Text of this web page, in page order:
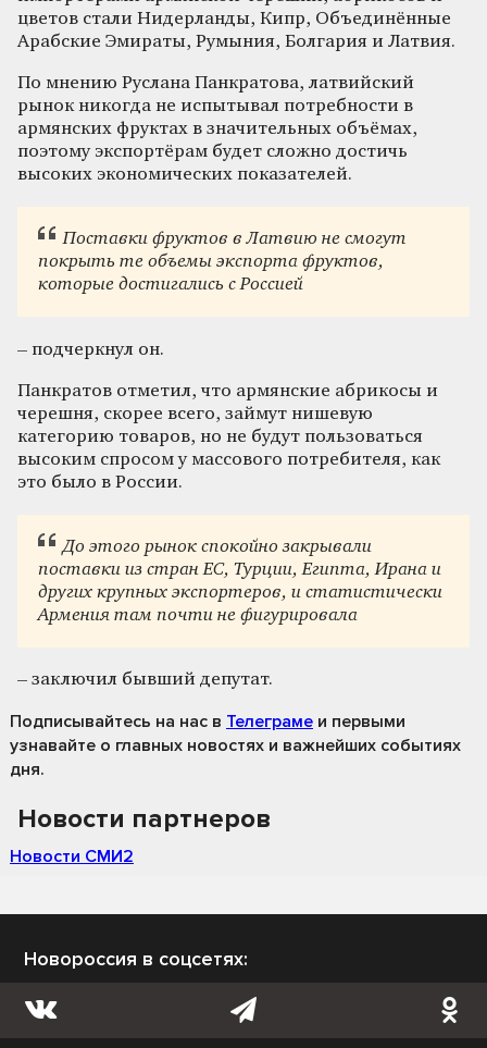
цветов стали Нидерланды, Кипр, Объединённые
Арабские Эмираты, Румыния, Болгария и Латвия.
По мнению Руслана Панкратова, латвийский
рынок никогда не испытывал потребности в
армянских фруктах в значительных объёмах,
поэтому экспортёрам будет сложно достичь
высоких экономических показателей.
Поставки фруктов в Латвию не смогут
покрыть те объемы экспорта фруктов,
которые достигались с Россией
– подчеркнул он.
Панкратов отметил, что армянские абрикосы и
черешня, скорее всего, займут нишевую
категорию товаров, но не будут пользоваться
высоким спросом у массового потребителя, как
это было в России.
До этого рынок спокойно закрывали
поставки из стран ЕС, Турции, Египта, Ирана и
других крупных экспортеров, и статистически
Армения там почти не фигурировала
– заключил бывший депутат.
Подписывайтесь на нас в Телеграме и первыми
узнавайте о главных новостях и важнейших событиях
дня.
Новости партнеров
Новости СМИ2
Новороссия в соцсетях: